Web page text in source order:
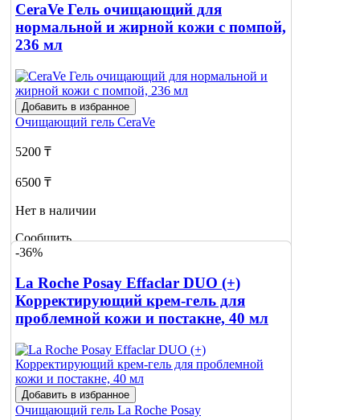
CeraVe Гель очищающий для
нормальной и жирной кожи с помпой,
236 мл
Добавить в избранное
Очищающий гель CeraVe
5200 ₸
6500 ₸
Нет в наличии
Сообщить
о наличии
-36%
La Roche Posay Effaclar DUO (+)
Корректирующий крем-гель для
проблемной кожи и постакне, 40 мл
Добавить в избранное
Очищающий гель La Roche Posay